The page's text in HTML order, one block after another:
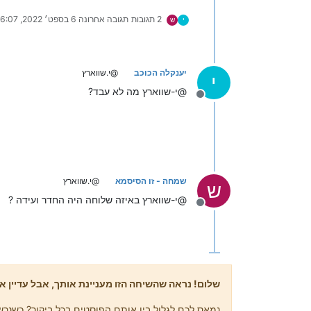
י ש 2 תגובות תגובה אחרונה 6 בספט׳ 2022, 6:07
י
מנותק
יענקלה הכוכב @י.שווארץ
@י-שווארץ מה לא עבד?
ש
מנותק
שמחה - זו הסיסמא @י.שווארץ
@י-שווארץ באיזה שלוחה היה החדר ועידה ?
שלום! נראה שהשיחה הזו מעניינת אותך, אבל עדיין